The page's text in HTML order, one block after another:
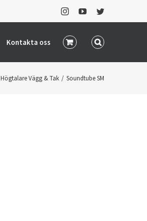
InstagramYouTubeTwitter
Kontakta oss
Högtalare Vägg & Tak / Soundtube SM